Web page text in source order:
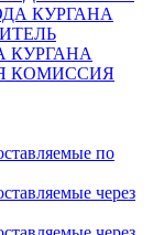
КУРГАНА
КУРГАНА
КОМИССИЯ
по
через